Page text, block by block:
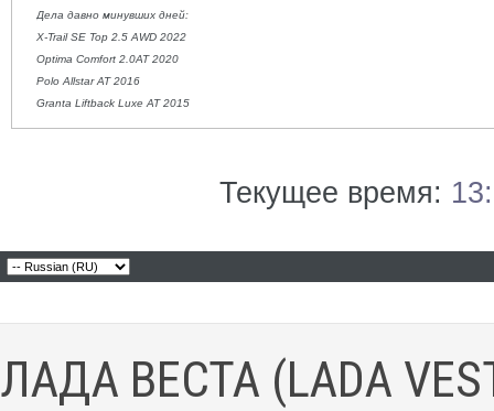
Дела давно минувших дней:
X-Trail SE Top 2.5 AWD 2022
Optima Comfort 2.0AT 2020
Polo Allstar AT 2016
Granta Liftback Luxe AT 2015
Текущее время:
ЛАДА ВЕСТА (LADA